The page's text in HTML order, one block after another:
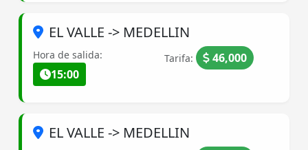
EL VALLE -> MEDELLIN
Hora de salida:
15:00
Tarifa: 46,000
EL VALLE -> MEDELLIN